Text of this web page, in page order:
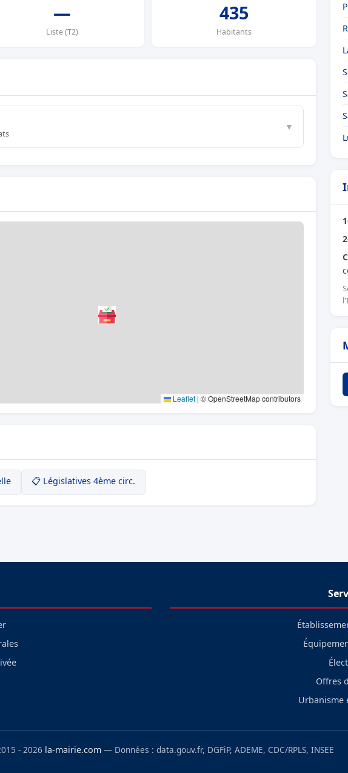
—
Liste (T2)
435
Habitants
▼
Leaflet | © OpenStreetMap contributors
📋 Législatives 4ème circ.
Offres
Urbanisme
- 2026 la-mairie.com — Données : data.gouv.fr, DGFiP, ADEME, CDC/RPLS, INSEE